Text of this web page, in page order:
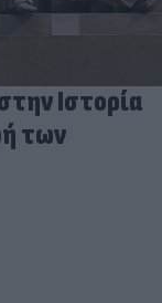
Ιστορία
των